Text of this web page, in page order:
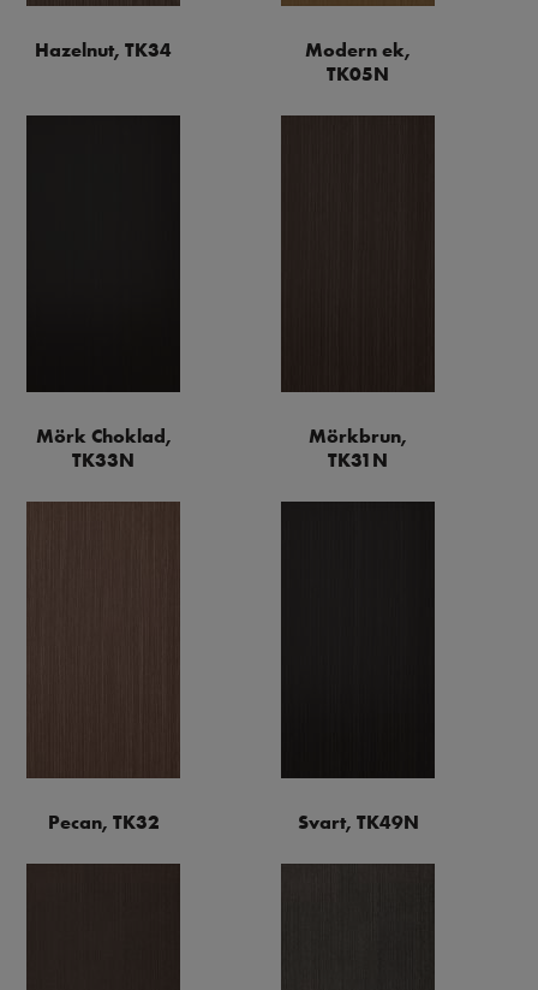
Hazelnut, TK34
Modern ek,
TK05N
Mörk Choklad,
TK33N
Mörkbrun,
TK31N
Pecan, TK32 Svart, TK49N